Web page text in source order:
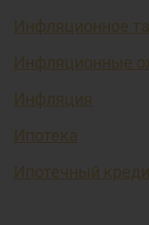
Инфляционное
Инфляционные
Инфляция
Ипотека
Ипотечный